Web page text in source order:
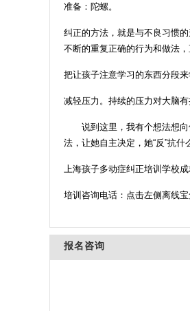
准备：陀螺。
纠正的方法，就是与不良习惯
不断的重复正确的行为和做法
把让孩子注意学习的东西分段
减轻压力。持续的压力对大脑
说到这里，我有个想法想向
法，让她自主决定，她“反”抗什
上海孩子多动症纠正培训学校
培训咨询电话：点击左侧离线
报名咨询